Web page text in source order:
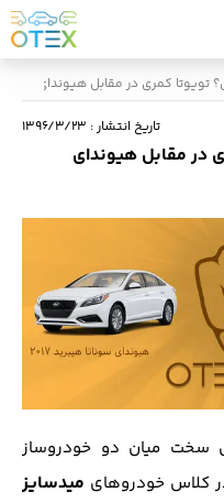
تویوتا کمری در مقابل هیوندای سوناتا
تاریخ انتشار: ۱۳۹۶/۳/۲۳
در مقابل هیوندای
سخت میان دو خودروساز
کلاس خودرو‌های میدسایز